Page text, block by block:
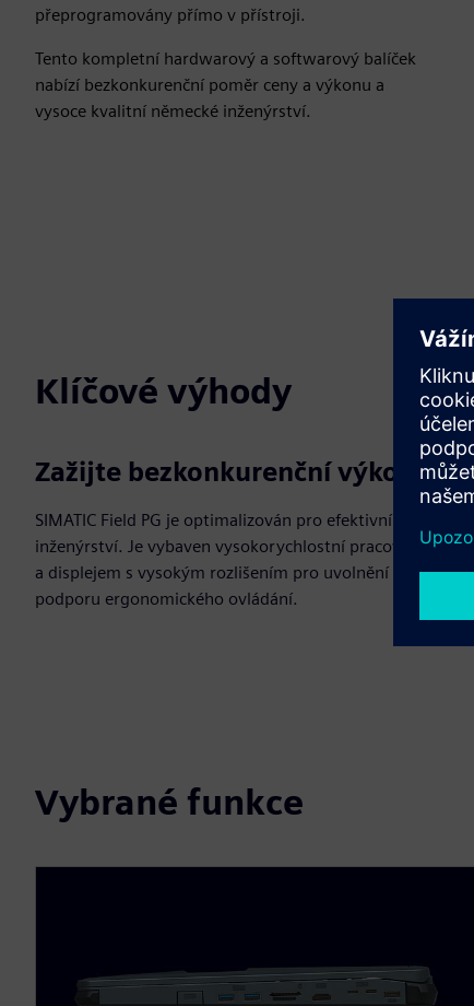
přeprogramovány přímo v přístroji.
Tento kompletní hardwarový a softwarový balíček
nabízí bezkonkurenční poměr ceny a výkonu a
vysoce kvalitní německé inženýrství.
Klíčové výhody
Zažijte bezkonkurenční výkon
SIMATIC Field PG je optimalizován pro efektivní
inženýrství. Je vybaven vysokorychlostní pracovní pamětí
a displejem s vysokým rozlišením pro uvolnění očí a
podporu ergonomického ovládání.
Vybrané funkce